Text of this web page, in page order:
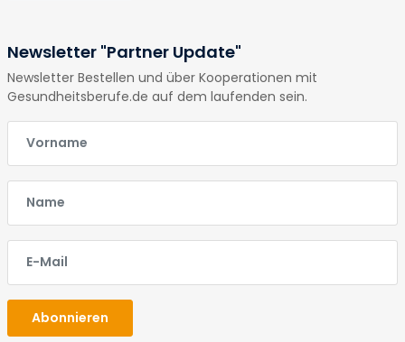
Newsletter "Partner Update"
Newsletter Bestellen und über Kooperationen mit
Gesundheitsberufe.de auf dem laufenden sein.
E-Mail
E-Mail
E-Mail
Abonnieren